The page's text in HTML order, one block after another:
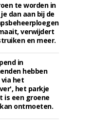
te worden in
dan aan bij de
verwijdert
en meer.
in
hebben
het
het parkje
is een groene
ontmoeten.